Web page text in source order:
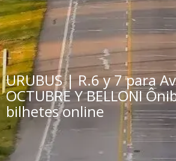
URUBUS | R.6 y 7 para
OCTUBRE Y BELLONI
bilhetes online